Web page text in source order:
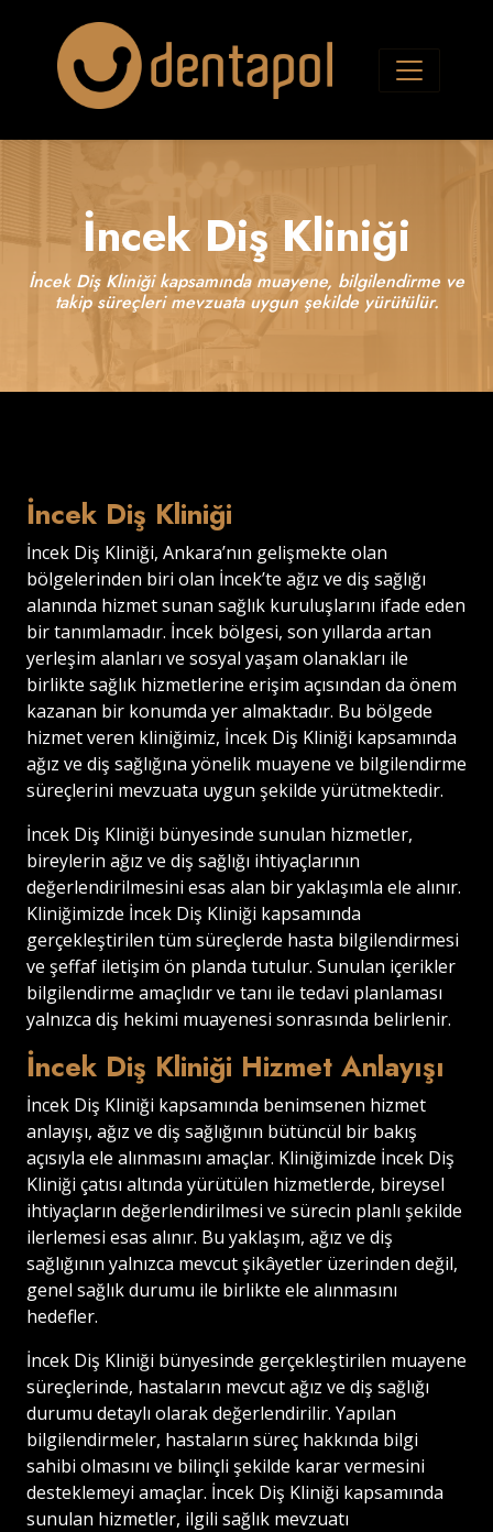
İncek Diş Kliniği
İncek Diş Kliniği kapsamında muayene, bilgilendirme ve
takip süreçleri mevzuata uygun şekilde yürütülür.
İncek Diş Kliniği
İncek Diş Kliniği, Ankara’nın gelişmekte olan
bölgelerinden biri olan İncek’te ağız ve diş sağlığı
alanında hizmet sunan sağlık kuruluşlarını ifade eden
bir tanımlamadır. İncek bölgesi, son yıllarda artan
yerleşim alanları ve sosyal yaşam olanakları ile
birlikte sağlık hizmetlerine erişim açısından da önem
kazanan bir konumda yer almaktadır. Bu bölgede
hizmet veren kliniğimiz, İncek Diş Kliniği kapsamında
ağız ve diş sağlığına yönelik muayene ve bilgilendirme
süreçlerini mevzuata uygun şekilde yürütmektedir.
İncek Diş Kliniği bünyesinde sunulan hizmetler,
bireylerin ağız ve diş sağlığı ihtiyaçlarının
değerlendirilmesini esas alan bir yaklaşımla ele alınır.
Kliniğimizde İncek Diş Kliniği kapsamında
gerçekleştirilen tüm süreçlerde hasta bilgilendirmesi
ve şeffaf iletişim ön planda tutulur. Sunulan içerikler
bilgilendirme amaçlıdır ve tanı ile tedavi planlaması
yalnızca diş hekimi muayenesi sonrasında belirlenir.
İncek Diş Kliniği Hizmet Anlayışı
İncek Diş Kliniği kapsamında benimsenen hizmet
anlayışı, ağız ve diş sağlığının bütüncül bir bakış
açısıyla ele alınmasını amaçlar. Kliniğimizde İncek Diş
Kliniği çatısı altında yürütülen hizmetlerde, bireysel
ihtiyaçların değerlendirilmesi ve sürecin planlı şekilde
ilerlemesi esas alınır. Bu yaklaşım, ağız ve diş
sağlığının yalnızca mevcut şikâyetler üzerinden değil,
genel sağlık durumu ile birlikte ele alınmasını
hedefler.
İncek Diş Kliniği bünyesinde gerçekleştirilen muayene
süreçlerinde, hastaların mevcut ağız ve diş sağlığı
durumu detaylı olarak değerlendirilir. Yapılan
bilgilendirmeler, hastaların süreç hakkında bilgi
sahibi olmasını ve bilinçli şekilde karar vermesini
desteklemeyi amaçlar. İncek Diş Kliniği kapsamında
sunulan hizmetler, ilgili sağlık mevzuatı